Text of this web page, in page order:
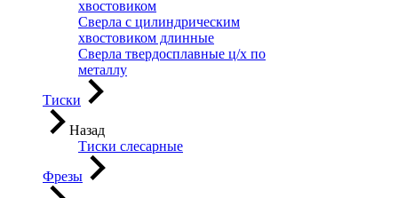
хвостовиком
Сверла с цилиндрическим
хвостовиком длинные
Сверла твердосплавные ц/х по
металлу
Тиски
Назад
Тиски слесарные
Фрезы